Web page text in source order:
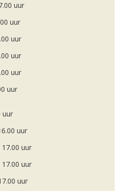
uur
uur
uur
uur
uur
uur
uur
uur
uur
uur
uur